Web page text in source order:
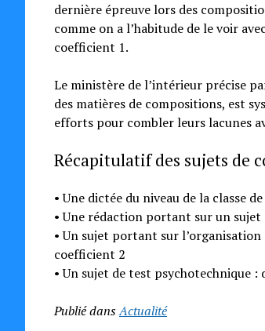
dernière épreuve lors des
comme on a l’habitude de le voir
coefficient 1.
Le ministère de l’intérieur précise
des matières de compositions, est
efforts pour combler leurs lacunes
Récapitulatif des sujets de
• Une dictée du niveau de la classe
• Une rédaction portant sur un sujet
• Un sujet portant sur
coefficient 2
• Un sujet de test psychotechnique
Publié dansActualité